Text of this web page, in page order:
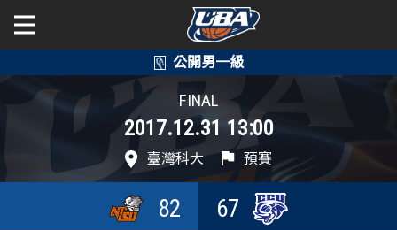
公開男一級
學年度
賽事資訊
戰績排行
公開女一級
學年度
賽事資訊
戰績排行
FINAL
2017.12.31 13:00
臺灣科大 預賽
82 67